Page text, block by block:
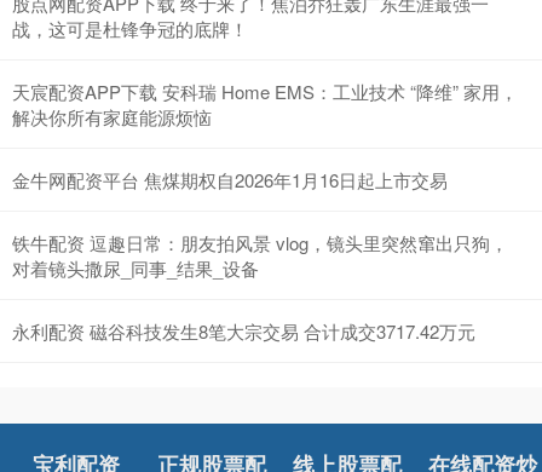
战，这可是杜锋争冠的底牌！
天宸配资APP下载 安科瑞 Home EMS：工业技术 “降维” 家用，
解决你所有家庭能源烦恼
金牛网配资平台 焦煤期权自2026年1月16日起上市交易
铁牛配资 逗趣日常：朋友拍风景 vlog，镜头里突然窜出只狗，
对着镜头撒尿_同事_结果_设备
永利配资 磁谷科技发生8笔大宗交易 合计成交3717.42万元
宝利配资 正规股票配 线上股票配 在线配资炒